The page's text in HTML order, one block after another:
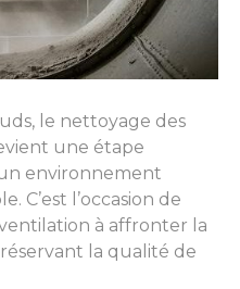
le nettoyage des
une étape
environnement
C’est l’occasion de
à affronter la
la qualité de